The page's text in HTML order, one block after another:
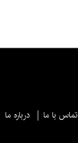
تماس با ما درباره ما